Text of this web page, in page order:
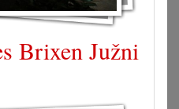
Brixen Južni